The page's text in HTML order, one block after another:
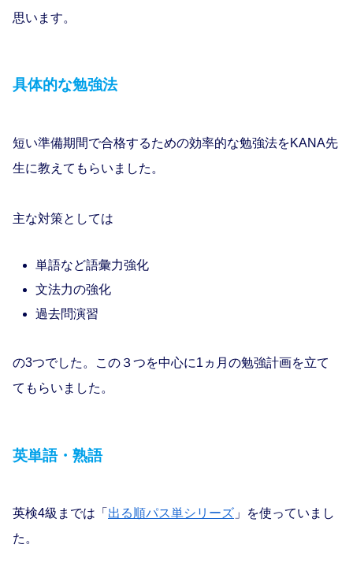
思います。
具体的な勉強法
短い準備期間で合格するための効率的な勉強法をKANA先
生に教えてもらいました。
主な対策としては
単語など語彙力強化
文法力の強化
過去問演習
の3つでした。この３つを中心に1ヵ月の勉強計画を立て
てもらいました。
英単語・熟語
英検4級までは「 出る順パス単シリーズ 」を使っていまし
た。